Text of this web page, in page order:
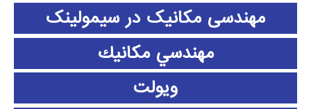
مهندسی مکانیک در سیمولینک
مهندسي مكانيك
ویولت